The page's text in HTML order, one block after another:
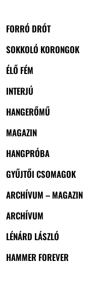
FORRÓ DRÓT
SOKKOLÓ KORONGOK
ÉLŐ FÉM
INTERJÚ
HANGERŐMŰ
MAGAZIN
HANGPRÓBA
GYŰJTŐI CSOMAGOK
ARCHÍVUM – MAGAZIN
ARCHÍVUM
LÉNÁRD LÁSZLÓ
HAMMER FOREVER